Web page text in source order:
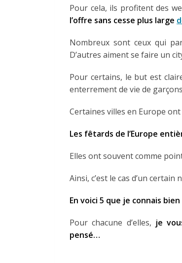
Pour cela, ils profitent des
l’offre sans cesse plus large
Nombreux sont ceux qui
D’autres aiment se faire un
Pour certains, le but est
enterrement de vie de
Certaines villes en Europe
Les fêtards de l’Europe
Elles ont souvent comme
Ainsi, c’est le cas d’un certain
En voici 5 que je connais bien
Pour chacune d’elles, je
pensé…